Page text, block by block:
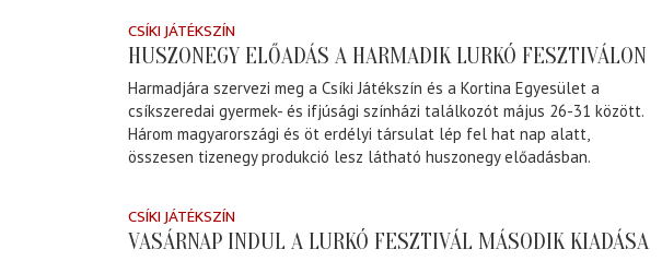
CSÍKI JÁTÉKSZÍN
HUSZONEGY ELŐADÁS A HARMADIK LURKÓ FESZTIVÁLON
Harmadjára szervezi meg a Csíki Játékszín és a Kortina Egyesület a
csíkszeredai gyermek- és ifjúsági színházi találkozót május 26-31 között.
Három magyarországi és öt erdélyi társulat lép fel hat nap alatt,
összesen tizenegy produkció lesz látható huszonegy előadásban.
CSÍKI JÁTÉKSZÍN
VASÁRNAP INDUL A LURKÓ FESZTIVÁL MÁSODIK KIADÁSA